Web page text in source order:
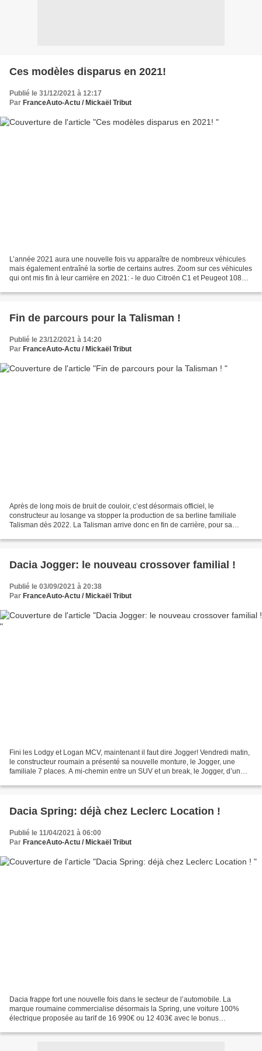
Ces modèles disparus en 2021!
Publié le 31/12/2021 à 12:17
Par FranceAuto-Actu / Mickaël Tribut
L’année 2021 aura une nouvelle fois vu apparaître de nombreux véhicules
mais également entraîné la sortie de certains autres. Zoom sur ces véhicules
qui ont mis fin à leur carrière en 2021: - le duo Citroën C1 et Peugeot 108
Fin de parcours pour la Talisman !
Publié le 23/12/2021 à 14:20
Par FranceAuto-Actu / Mickaël Tribut
Après de long mois de bruit de couloir, c’est désormais officiel, le
constructeur au losange va stopper la production de sa berline familiale
Talisman dès 2022. La Talisman arrive donc en fin de carrière, pour sa
Dacia Jogger: le nouveau crossover familial !
Publié le 03/09/2021 à 20:38
Par FranceAuto-Actu / Mickaël Tribut
Fini les Lodgy et Logan MCV, maintenant il faut dire Jogger! Vendredi matin,
le constructeur roumain a présenté sa nouvelle monture, le Jogger, une
familiale 7 places. A mi-chemin entre un SUV et un break, le Jogger, d’un
Dacia Spring: déjà chez Leclerc Location !
Publié le 11/04/2021 à 06:00
Par FranceAuto-Actu / Mickaël Tribut
Dacia frappe fort une nouvelle fois dans le secteur de l’automobile. La
marque roumaine commercialise désormais la Spring, une voiture 100%
électrique proposée au tarif de 16 990€ ou 12 403€ avec le bonus